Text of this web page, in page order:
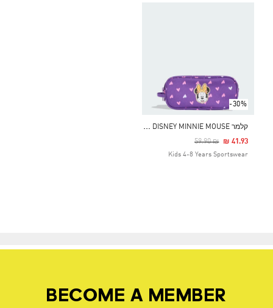
-30%
ק
למר ADIDAS DISNEY MINNIE MOUSE
Price Reduced From
₪ 59.90
To ₪ 41.93
Kids 4-8 Years Sportswear
BECOME A MEMBER